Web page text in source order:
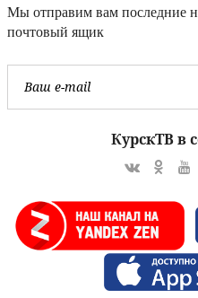
Мы отправим вам последние
почтовый ящик
КурскТВ в